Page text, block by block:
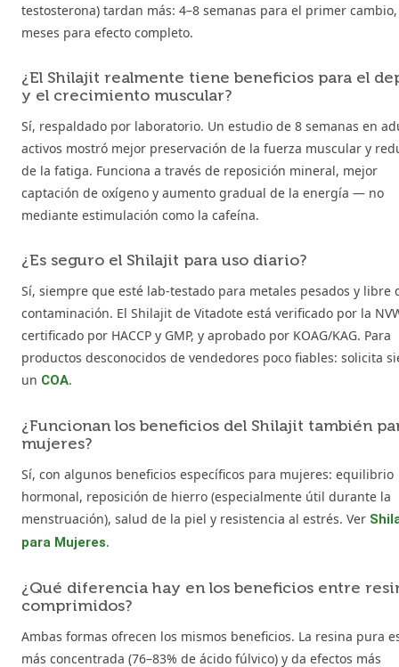
testosterona) tardan más: 4–8 semanas para el primer
meses para efecto completo.
¿El Shilajit realmente tiene beneficios para el
y el crecimiento muscular?
Sí, respaldado por laboratorio. Un estudio de 8 semanas en
activos mostró mejor preservación de la fuerza muscular y
de la fatiga. Funciona a través de reposición mineral, mejor
captación de oxígeno y aumento gradual de la energía — no
mediante estimulación como la cafeína.
¿Es seguro el Shilajit para uso diario?
Sí, siempre que esté lab-testado para metales pesados y libre
contaminación. El Shilajit de Vitadote está verificado por la
certificado por HACCP y GMP, y aprobado por KOAG/KAG. Para
productos desconocidos de vendedores poco fiables: solicita
un COA.
¿Funcionan los beneficios del Shilajit también
mujeres?
Sí, con algunos beneficios específicos para mujeres: equilibrio
hormonal, reposición de hierro (especialmente útil durante la
menstruación), salud de la piel y resistencia al estrés. Ver
para Mujeres.
¿Qué diferencia hay en los beneficios entre
comprimidos?
Ambas formas ofrecen los mismos beneficios. La resina pura
más concentrada (76–83% de ácido fúlvico) y da efectos más